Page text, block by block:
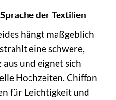
der Textilien
hängt maßgeblich
eine schwere,
und eignet sich
Hochzeiten. Chiffon
für Leichtigkeit und